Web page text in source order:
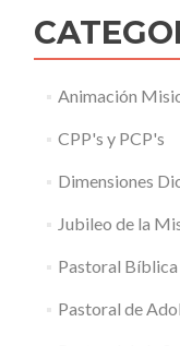
Animación
CPP's y PCP's
Dimensiones
Jubileo de la
Pastoral Bíblica
Pastoral de